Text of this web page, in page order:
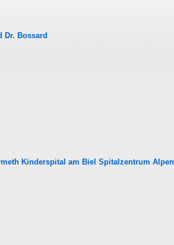
Dr. Bossard
Kinderspital am Biel Spitalzentrum